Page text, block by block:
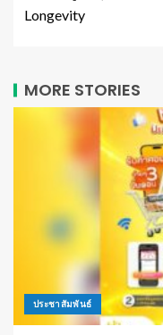
Longevity
MORE STORIES
ประชาสัมพันธ์